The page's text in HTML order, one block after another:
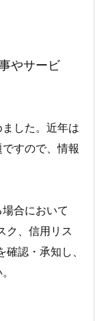
やサービ
した。近年は
すので、情報
合において
ク、信用リス
認・承知し、